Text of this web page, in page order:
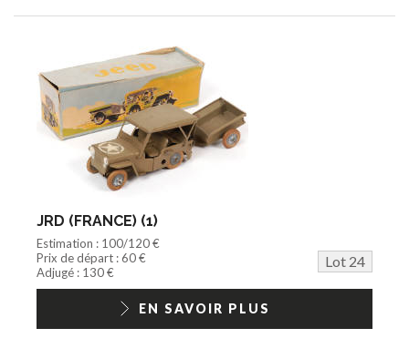
JRD (FRANCE) (1)
Estimation : 100/120 €
Prix de départ : 60 €
Lot 24
Adjugé : 130 €
EN SAVOIR PLUS